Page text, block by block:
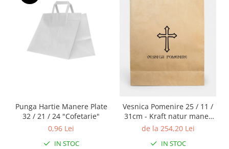
Punga Hartie Manere Plate
32 / 21 / 24 "Cofetarie"
0,96 Lei
IN STOC
Vesnica Pomenire 25 / 11 /
31cm - Kraft natur maner
tip sfoara
de la 254,20 Lei
IN STOC